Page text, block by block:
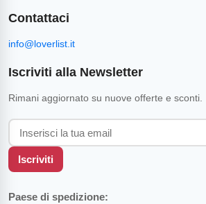
Contattaci
info@loverlist.it
Iscriviti alla Newsletter
Rimani aggiornato su nuove offerte e sconti.
Iscriviti
Paese di spedizione: